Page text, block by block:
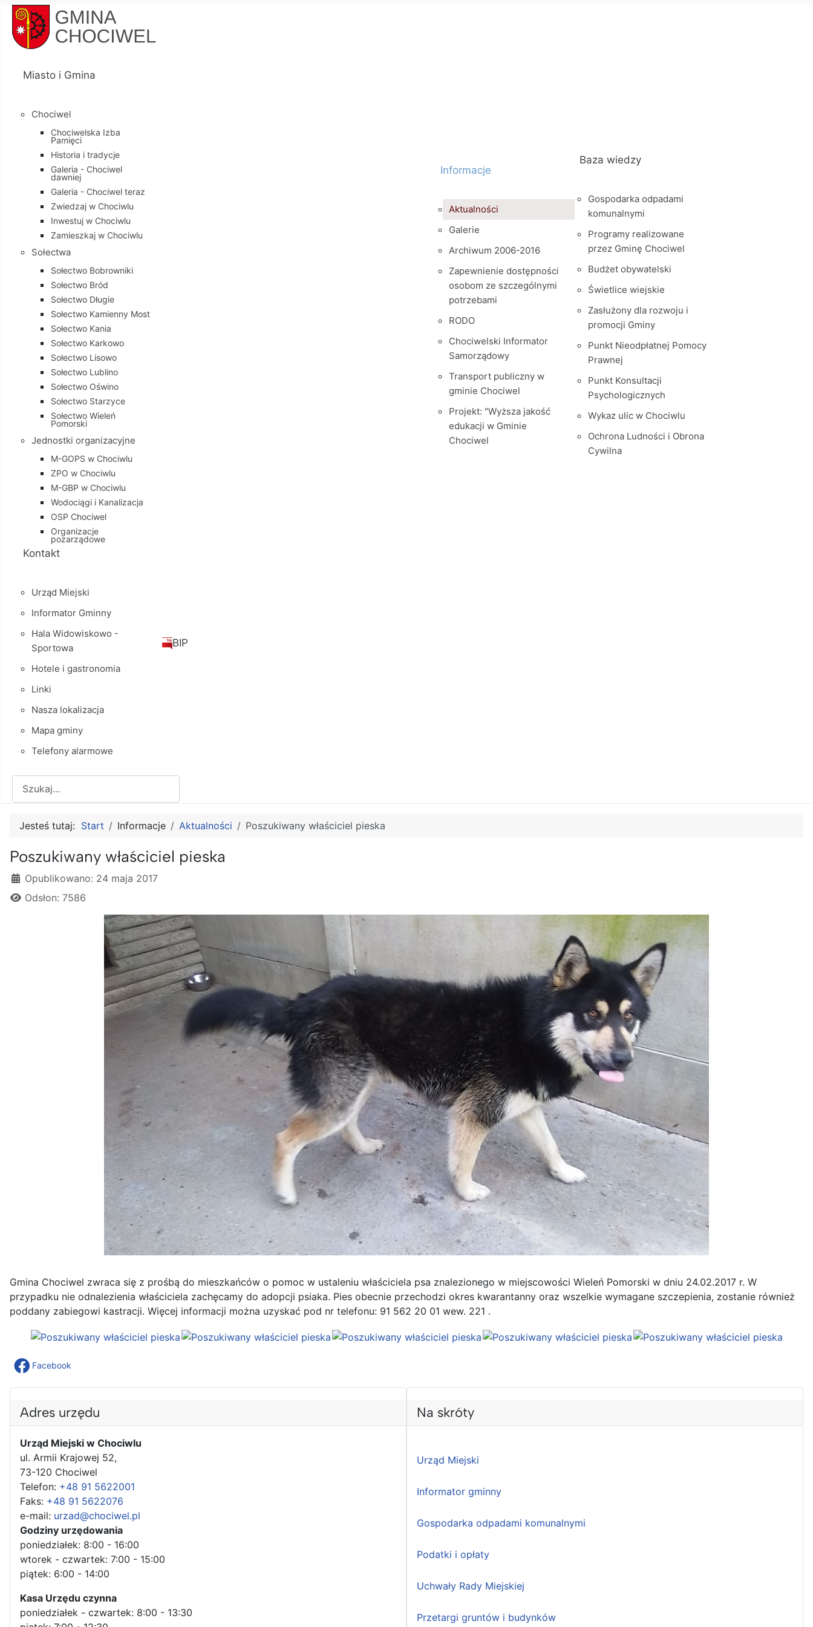
Miasto i Gmina
Chociwel
Chociwelska Izba
Pamięci
Historia i tradycje
Galeria - Chociwel
dawniej
Galeria - Chociwel teraz
Zwiedzaj w Chociwlu
Inwestuj w Chociwlu
Zamieszkaj w Chociwlu
Sołectwa
Sołectwo Bobrowniki
Sołectwo Bród
Sołectwo Długie
Sołectwo Kamienny Most
Sołectwo Kania
Sołectwo Karkowo
Sołectwo Lisowo
Sołectwo Lublino
Sołectwo Oświno
Sołectwo Starzyce
Sołectwo Wieleń
Pomorski
Jednostki organizacyjne
M-GOPS w Chociwlu
ZPO w Chociwlu
M-GBP w Chociwlu
Wodociągi i Kanalizacja
OSP Chociwel
Organizacje
pozarządowe
Informacje
Aktualności
Galerie
Archiwum 2006-2016
Zapewnienie dostępności
osobom ze szczególnymi
potrzebami
RODO
Chociwelski Informator
Samorządowy
Transport publiczny w
gminie Chociwel
Projekt: "Wyższa jakość
edukacji w Gminie
Chociwel
Baza wiedzy
Gospodarka odpadami
komunalnymi
Programy realizowane
przez Gminę Chociwel
Budżet obywatelski
Świetlice wiejskie
Zasłużony dla rozwoju i
promocji Gminy
Punkt Nieodpłatnej Pomocy
Prawnej
Punkt Konsultacji
Psychologicznych
Wykaz ulic w Chociwlu
Ochrona Ludności i Obrona
Cywilna
Kontakt
Urząd Miejski
Informator Gminny
Hala Widowiskowo -
Sportowa
Hotele i gastronomia
Linki
Nasza lokalizacja
Mapa gminy
Telefony alarmowe
BIP
Jesteś tutaj: Start Informacje Aktualności Poszukiwany właściciel pieska
Poszukiwany właściciel pieska
Szczegóły
Opublikowano: 24 maja 2017
Odsłon: 7586
Gmina Chociwel zwraca się z prośbą do mieszkańców o pomoc w ustaleniu właściciela psa znalezionego w miejscowości Wieleń Pomorski w dniu 24.02.2017 r. W
przypadku nie odnalezienia właściciela zachęcamy do adopcji psiaka. Pies obecnie przechodzi okres kwarantanny oraz wszelkie wymagane szczepienia, zostanie również
poddany zabiegowi kastracji. Więcej informacji można uzyskać pod nr telefonu: 91 562 20 01 wew. 221 .
Facebook
Adres urzędu
Urząd Miejski w Chociwlu
ul. Armii Krajowej 52,
73-120 Chociwel
Telefon: +48 91 5622001
Faks: +48 91 5622076
e-mail: urzad@chociwel.pl
Godziny urzędowania
poniedziałek: 8:00 - 16:00
wtorek - czwartek: 7:00 - 15:00
piątek: 6:00 - 14:00
Kasa Urzędu czynna
poniedziałek - czwartek: 8:00 - 13:30
Na skróty
Urząd Miejski
Informator gminny
Gospodarka odpadami komunalnymi
Podatki i opłaty
Uchwały Rady Miejskiej
Przetargi gruntów i budynków